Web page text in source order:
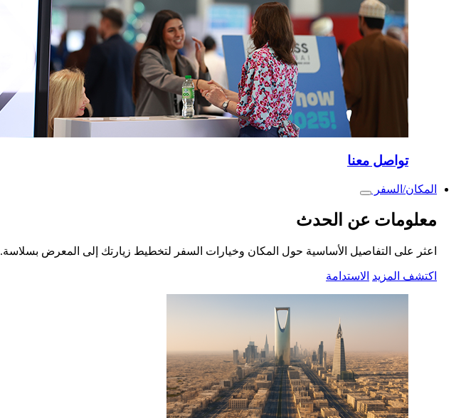
تواصل معنا
المكان/السفر
Toggle
معلومات عن الحدث
اعثر على التفاصيل الأساسية حول المكان وخيارات السفر لتخطيط زيارتك إلى المعرض بسلاسة.
اكتشف المزيد الاستدامة